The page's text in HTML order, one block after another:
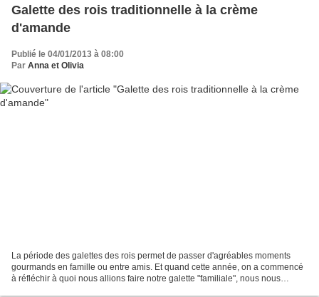
Galette des rois traditionnelle à la crème
d'amande
Publié le 04/01/2013 à 08:00
Par Anna et Olivia
La période des galettes des rois permet de passer d'agréables moments
gourmands en famille ou entre amis. Et quand cette année, on a commencé
à réfléchir à quoi nous allions faire notre galette "familiale", nous nous